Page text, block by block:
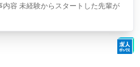
容 未経験からスタートした先輩が